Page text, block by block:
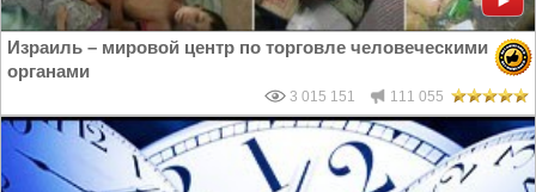
Израиль – мировой центр по торговле человеческими
органами
3 015 151 111 055